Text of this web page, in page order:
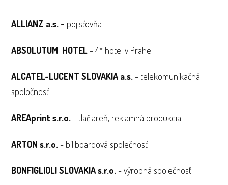
ALLIANZ a.s. - pojisťovňa
ABSOLUTUM HOTEL - 4* hotel v Prahe
ALCATEL-LUCENT SLOVAKIA a.s. - telekomunikačná
spoločnosť
AREAprint s.r.o. - tlačiareň, reklamná produkcia
ARTON s.r.o. - billboardová společnosť
BONFIGLIOLI SLOVAKIA s.r.o. - výrobná společnosť